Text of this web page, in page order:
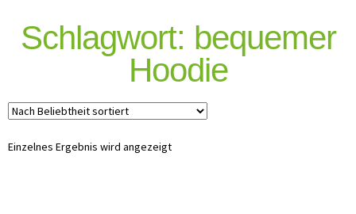
Schlagwort: bequemer
Hoodie
Einzelnes Ergebnis wird angezeigt